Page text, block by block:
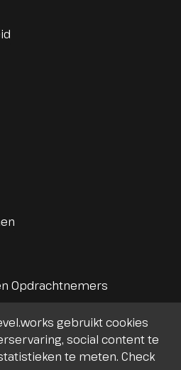
gebruikt cookies
social content te
te meten. Check
Opdrachtnemers